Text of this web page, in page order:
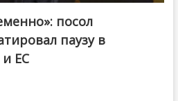
посол
паузу в
ЕС